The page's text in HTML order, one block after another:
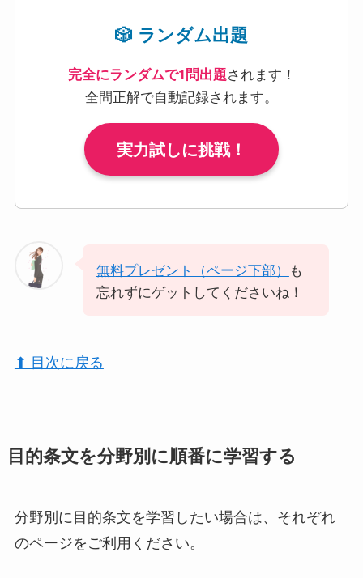
🎲 ランダム出題
完全にランダムで1問出題されます！
全問正解で自動記録されます。
実力試しに挑戦！
無料プレゼント（ページ下部） も
忘れずにゲットしてくださいね！
⬆︎ 目次に戻る
目的条文を分野別に順番に学習する
分野別に目的条文を学習したい場合は、それぞれ
のページをご利用ください。